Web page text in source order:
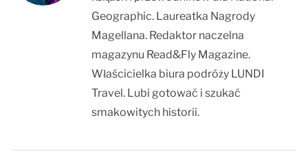
Geographic. Laureatka Nagrody
Magellana. Redaktor naczelna
magazynu Read&Fly Magazine.
Właścicielka biura podróży LUNDI
Travel. Lubi gotować i szukać
smakowitych historii.